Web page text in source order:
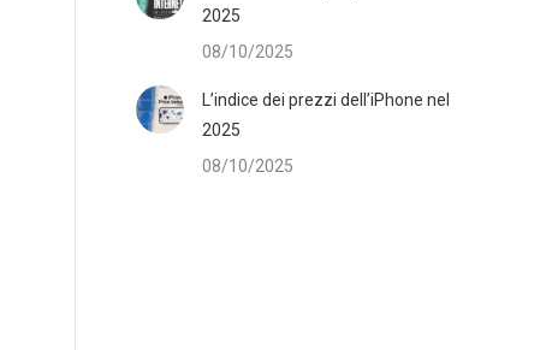
2025
08/10/2025
L’indice dei prezzi dell’iPhone nel
2025
08/10/2025